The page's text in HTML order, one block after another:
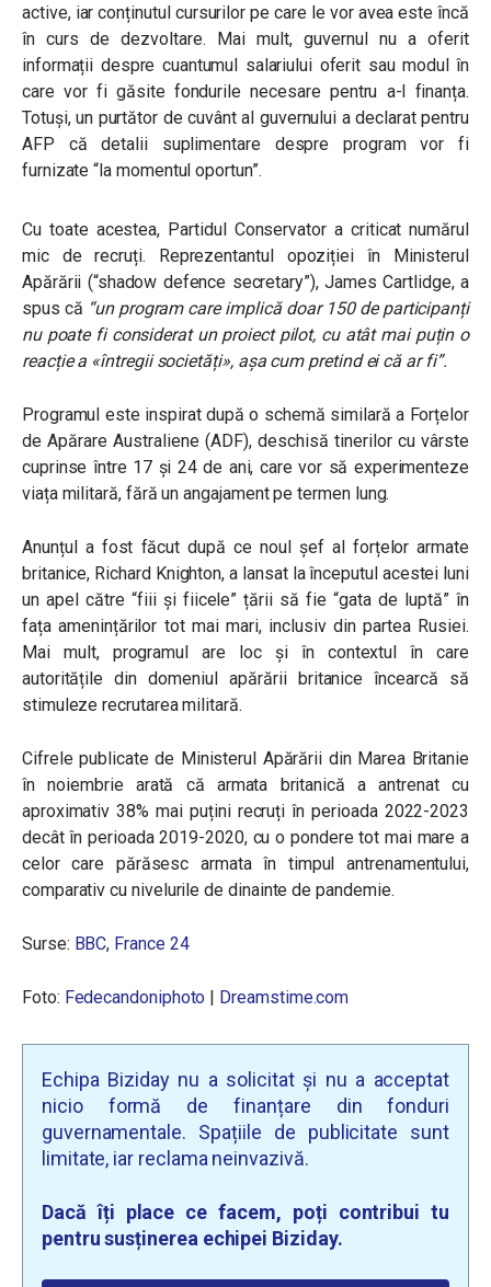
active, iar conținutul cursurilor pe care le vor avea este încă
în curs de dezvoltare. Mai mult, guvernul nu a oferit
informații despre cuantumul salariului oferit sau modul în
care vor fi găsite fondurile necesare pentru a-l finanța.
Totuși, un purtător de cuvânt al guvernului a declarat pentru
AFP că detalii suplimentare despre program vor fi
furnizate “la momentul oportun”.
Cu toate acestea, Partidul Conservator a criticat numărul
mic de recruți. Reprezentantul opoziției în Ministerul
Apărării (“shadow defence secretary”), James Cartlidge, a
spus că “un program care implică doar 150 de participanți
nu poate fi considerat un proiect pilot, cu atât mai puțin o
reacție a «întregii societăți», așa cum pretind ei că ar fi”.
Programul este inspirat după o schemă similară a Forțelor
de Apărare Australiene (ADF), deschisă tinerilor cu vârste
cuprinse între 17 și 24 de ani, care vor să experimenteze
viața militară, fără un angajament pe termen lung.
Anunțul a fost făcut după ce noul șef al forțelor armate
britanice, Richard Knighton, a lansat la începutul acestei luni
un apel către “fiii și fiicele” țării să fie “gata de luptă” în
fața amenințărilor tot mai mari, inclusiv din partea Rusiei.
Mai mult, programul are loc și în contextul în care
autoritățile din domeniul apărării britanice încearcă să
stimuleze recrutarea militară.
Cifrele publicate de Ministerul Apărării din Marea Britanie
în noiembrie arată că armata britanică a antrenat cu
aproximativ 38% mai puțini recruți în perioada 2022-2023
decât în ​​perioada 2019-2020, cu o pondere tot mai mare a
celor care părăsesc armata în timpul antrenamentului,
comparativ cu nivelurile de dinainte de pandemie.
Surse: BBC, France 24
Foto: Fedecandoniphoto | Dreamstime.com
Echipa Biziday nu a solicitat și nu a acceptat
nicio formă de finanțare din fonduri
guvernamentale. Spațiile de publicitate sunt
limitate, iar reclama neinvazivă.
Dacă îți place ce facem, poți contribui tu
pentru susținerea echipei Biziday.